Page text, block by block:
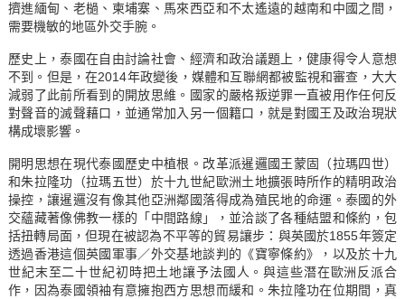
擠進緬甸、老檛、柬埔寨、馬來西亞和不太遙遠的越南和中國之間，
需要機敏的地區外交手腕。
歷史上，泰國在自由討論社會、經濟和政治議題上，健康得令人意想
不到。但是，在2014年政變後，媒體和互聯網都被監視和審查，大大
減弱了此前所看到的開放思維。國家的嚴格叛逆罪一直被用作任何反
對聲音的滅聲藉口，並通常加入另一個籍口，就是對國王及政治現狀
構成壞影響。
開明思想在現代泰國歷史中植根。改革派暹邏國王蒙固（拉瑪四世）
和朱拉隆功（拉瑪五世）於十九世紀歐洲土地擴張時所作的精明政治
操控，讓暹邏沒有像其他亞洲鄰國落得成為殖民地的命運。泰國的外
交蘊藏著像佛教一樣的「中間路線」，並洽談了各種結盟和條約，包
括扭轉局面，但現在被認為不平等的貿易讓步：與英國於1855年簽定
透過香港這個英國軍事／外交基地談判的《寶寧條約》，以及於十九
世紀末至二十世紀初時把土地讓予法國人。與這些潛在歐洲反派合
作，因為泰國領袖有意擁抱西方思想而緩和。朱拉隆功在位期間，真